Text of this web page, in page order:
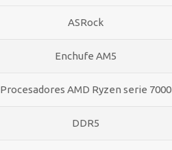
ASRock
Enchufe AM5
Procesadores AMD Ryzen serie 7000
DDR5